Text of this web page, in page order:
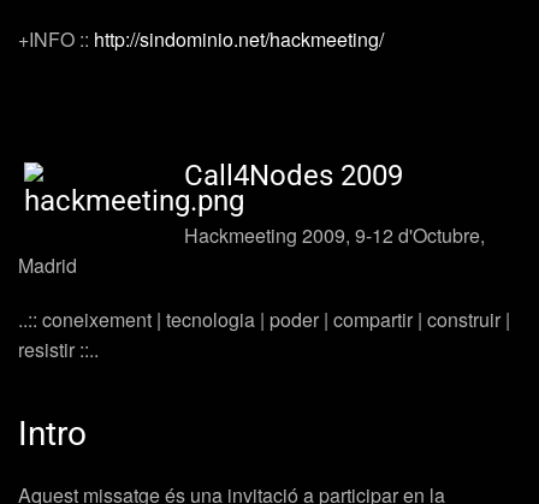
+INFO :: http://sindominio.net/hackmeeting/
Call4Nodes 2009
Hackmeeting 2009, 9-12 d'Octubre,
Madrid
..:: coneixement | tecnologia | poder | compartir | construir |
resistir ::..
Intro
Aquest missatge és una invitació a participar en la